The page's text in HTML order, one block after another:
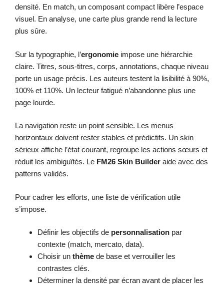
densité. En match, un composant compact libère l’espace
visuel. En analyse, une carte plus grande rend la lecture
plus sûre.
Sur la typographie, l’ergonomie impose une hiérarchie
claire. Titres, sous-titres, corps, annotations, chaque niveau
porte un usage précis. Les auteurs testent la lisibilité à 90%,
100% et 110%. Un lecteur fatigué n’abandonne plus une
page lourde.
La navigation reste un point sensible. Les menus
horizontaux doivent rester stables et prédictifs. Un skin
sérieux affiche l’état courant, regroupe les actions sœurs et
réduit les ambiguïtés. Le FM26 Skin Builder aide avec des
patterns validés.
Pour cadrer les efforts, une liste de vérification utile
s’impose.
Définir les objectifs de personnalisation par
contexte (match, mercato, data).
Choisir un thème de base et verrouiller les
contrastes clés.
Déterminer la densité par écran avant de placer les